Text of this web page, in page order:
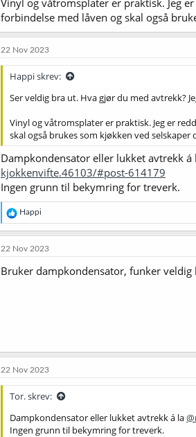
forbindelse med låven og skal også
22 Nov 2023
Happi skrev:
Ser veldig bra ut. Hva gjør du med avtrekk?
Vinyl og våtromsplater er praktisk. Jeg er
skal også brukes som kjøkken ved selskaper
Dampkondensator eller lukket avtrekk á
kjokkenvifte.46103/#post-614179
Ingen grunn til bekymring for treverk.
R
e
a
j
Happi
22 Nov 2023
Bruker dampkondensator, funker veldig
22 Nov 2023
Tor. skrev:
Dampkondensator eller lukket avtrekk á la
Ingen grunn til bekymring for treverk.